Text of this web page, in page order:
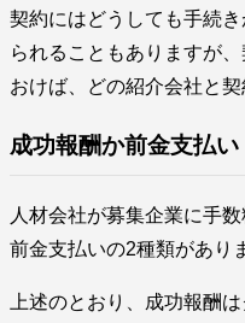
契約にはどうしても手続
られることもありますが
おけば、どの紹介会社と
成功報酬か前金支払
人材会社が募集企業に手
前金支払いの2種類があり
上述のとおり、成功報酬